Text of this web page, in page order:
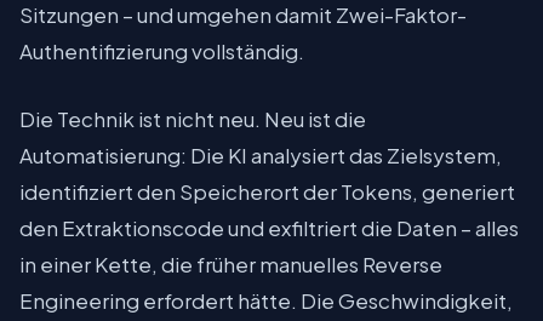
Sitzungen – und umgehen damit Zwei-Faktor-
Authentifizierung vollständig.
Die Technik ist nicht neu. Neu ist die
Automatisierung: Die KI analysiert das Zielsystem,
identifiziert den Speicherort der Tokens, generiert
den Extraktionscode und exfiltriert die Daten – alles
in einer Kette, die früher manuelles Reverse
Engineering erfordert hätte. Die Geschwindigkeit,